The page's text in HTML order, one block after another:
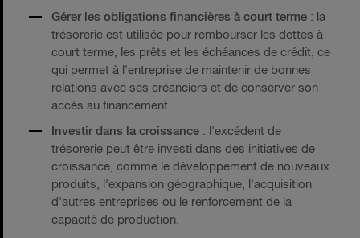
Gérer les obligations financières à court terme : la
trésorerie est utilisée pour rembourser les dettes à
court terme, les prêts et les échéances de crédit, ce
qui permet à l'entreprise de maintenir de bonnes
relations avec ses créanciers et de conserver son
accès au financement.
Investir dans la croissance : l'excédent de
trésorerie peut être investi dans des initiatives de
croissance, comme le développement de nouveaux
produits, l'expansion géographique, l'acquisition
d'autres entreprises ou le renforcement de la
capacité de production.